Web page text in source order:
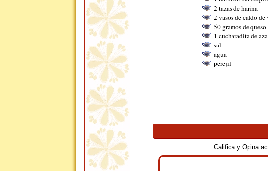
2 tazas de harina
2 vasos de caldo de
50 gramos de
1 cucharadita de
sal
agua
perejil
Califica y Opina